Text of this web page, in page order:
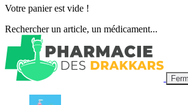
Votre panier est vide !
Rechercher un article, un médicament...